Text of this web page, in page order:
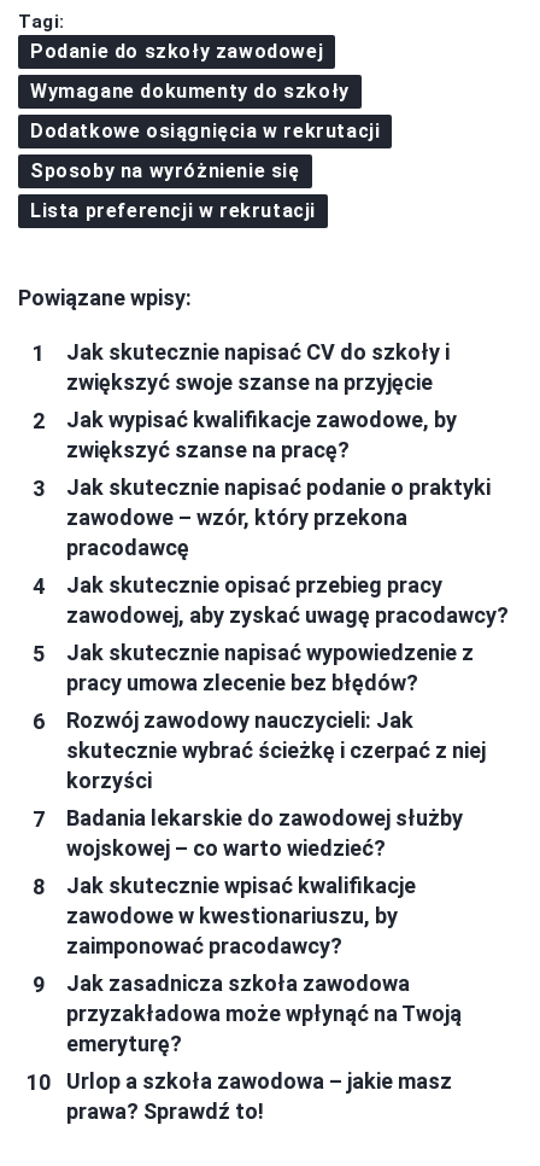
Tagi:
Podanie do szkoły zawodowej
Wymagane dokumenty do szkoły
Dodatkowe osiągnięcia w rekrutacji
Sposoby na wyróżnienie się
Lista preferencji w rekrutacji
Powiązane wpisy:
Jak skutecznie napisać CV do szkoły i
zwiększyć swoje szanse na przyjęcie
Jak wypisać kwalifikacje zawodowe, by
zwiększyć szanse na pracę?
Jak skutecznie napisać podanie o praktyki
zawodowe – wzór, który przekona
pracodawcę
Jak skutecznie opisać przebieg pracy
zawodowej, aby zyskać uwagę pracodawcy?
Jak skutecznie napisać wypowiedzenie z
pracy umowa zlecenie bez błędów?
Rozwój zawodowy nauczycieli: Jak
skutecznie wybrać ścieżkę i czerpać z niej
korzyści
Badania lekarskie do zawodowej służby
wojskowej – co warto wiedzieć?
Jak skutecznie wpisać kwalifikacje
zawodowe w kwestionariuszu, by
zaimponować pracodawcy?
Jak zasadnicza szkoła zawodowa
przyzakładowa może wpłynąć na Twoją
emeryturę?
Urlop a szkoła zawodowa – jakie masz
prawa? Sprawdź to!